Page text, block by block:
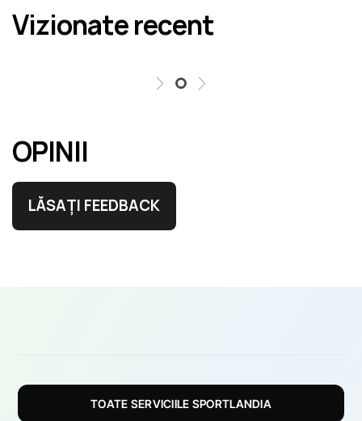
erori în cel mai scurt termen rezonabil.
Vizionate recent
OPINII
LĂSAȚI FEEDBACK
TOATE SERVICIILE SPORTLANDIA